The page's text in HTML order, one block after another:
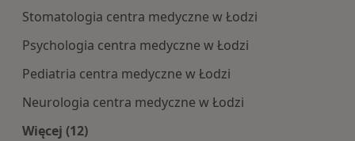
Stomatologia centra medyczne w Łodzi
Psychologia centra medyczne w Łodzi
Pediatria centra medyczne w Łodzi
Neurologia centra medyczne w Łodzi
Więcej (12)